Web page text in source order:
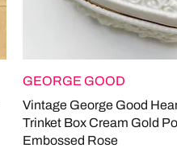
GEORGE GOOD
Vintage George Good
Trinket Box Cream Gold
Embossed Rose